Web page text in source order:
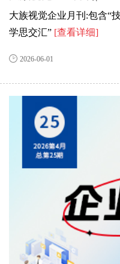
大族视觉企业月刊:包含“
学思交汇” [查看详细]
2026-06-01